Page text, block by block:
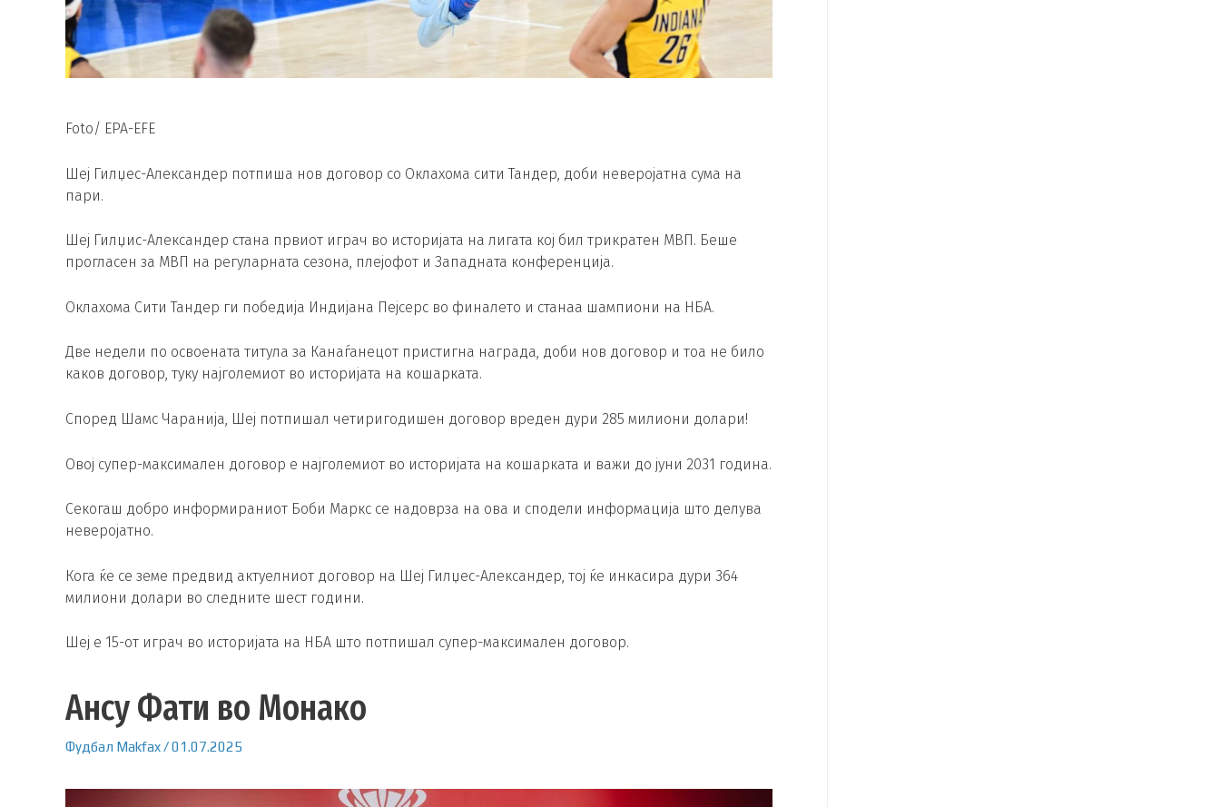
Foto/ EPA-EFE
Шеј Гилџес-Александер потпиша нов договор со Оклахома сити Тандер, доби неверојатна сума на
пари.
Шеј Гилџис-Александер стана првиот играч во историјата на лигата кој бил трикратен MВП. Беше
прогласен за МВП на регуларната сезона, плејофот и Западната конференција.
Оклахома Сити Тандер ги победија Индијана Пејсерс во финалето и станаа шампиони на НБА.
Две недели по освоената титула за Канаѓанецот пристигна награда, доби нов договор и тоа не било
каков договор, туку најголемиот во историјата на кошарката.
Според Шамс Чаранија, Шеј потпишал четиригодишен договор вреден дури 285 милиони долари!
Овој супер-максимален договор е најголемиот во историјата на кошарката и важи до јуни 2031 година.
Секогаш добро информираниот Боби Маркс се надоврза на ова и сподели информација што делува
неверојатно.
Кога ќе се земе предвид актуелниот договор на Шеј Гилџес-Александер, тој ќе инкасира дури 364
милиони долари во следните шест години.
Шеј е 15-от играч во историјата на НБА што потпишал супер-максимален договор.
Ансу Фати во Монако
Фудбал Makfax/01.07.2025